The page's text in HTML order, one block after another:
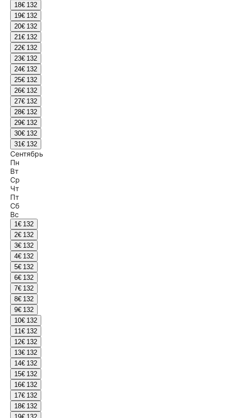
18€ 132
19€ 132
20€ 132
21€ 132
22€ 132
23€ 132
24€ 132
25€ 132
26€ 132
27€ 132
28€ 132
29€ 132
30€ 132
31€ 132
Сентябрь
Пн
Вт
Ср
Чт
Пт
Сб
Вс
1€ 132
2€ 132
3€ 132
4€ 132
5€ 132
6€ 132
7€ 132
8€ 132
9€ 132
10€ 132
11€ 132
12€ 132
13€ 132
14€ 132
15€ 132
16€ 132
17€ 132
18€ 132